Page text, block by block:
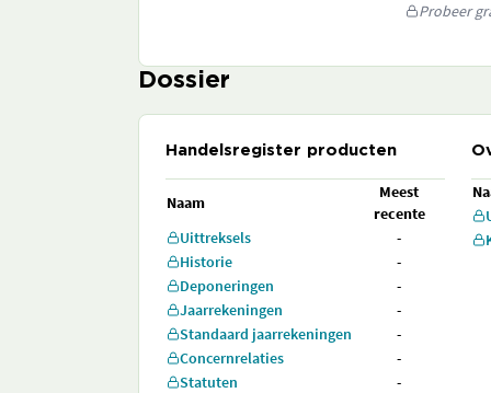
Probeer
Dossier
Handelsregister producten
Naam
Meest
recente
Uittreksels
-
Historie
-
Deponeringen
-
Jaarrekeningen
-
Standaard jaarrekeningen
-
Concernrelaties
-
Statuten
-